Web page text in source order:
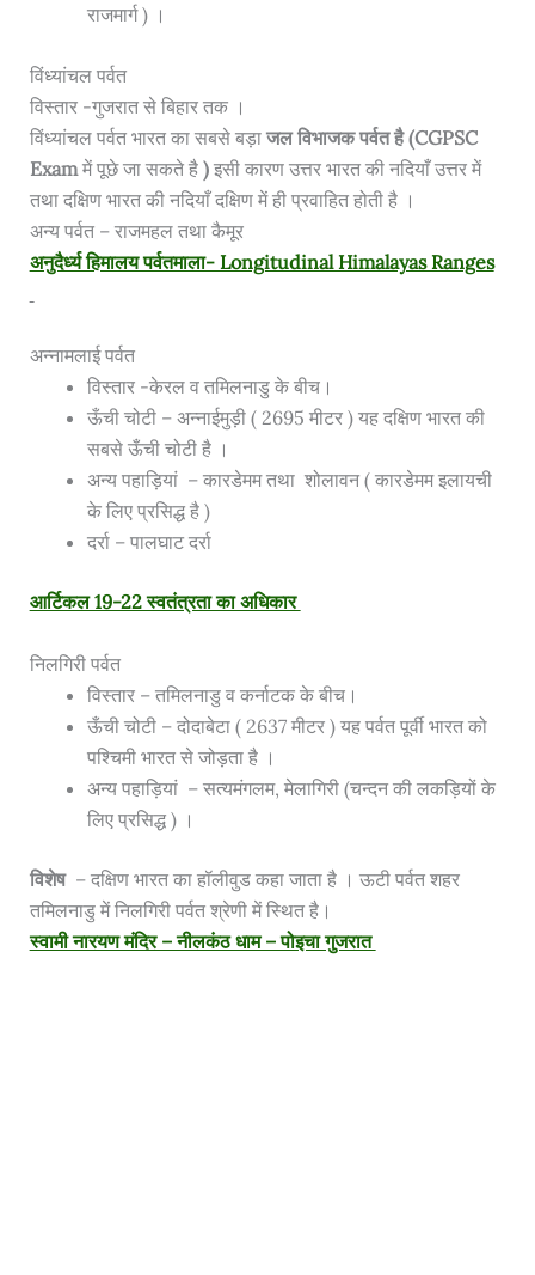
राजमार्ग ) ।
विंध्यांचल पर्वत
विस्तार -गुजरात से बिहार तक ।
विंध्यांचल पर्वत भारत का सबसे बड़ा जल विभाजक पर्वत है (CGPSC
Examमें पूछे जा सकते है) इसी कारण उत्तर भारत की नदियाँ उत्तर में
तथा दक्षिण भारत की नदियाँ दक्षिण में ही प्रवाहित होती है ।
अन्य पर्वत – राजमहल तथा कैमूर
अनुदैर्ध्य हिमालय पर्वतमाला- Longitudinal Himalayas Ranges
अन्नामलाई पर्वत
विस्तार -केरल व तमिलनाडु के बीच।
ऊँची चोटी – अन्नाईमुड़ी ( 2695 मीटर ) यह दक्षिण भारत की
सबसे ऊँची चोटी है ।
अन्य पहाड़ियां – कारडेमम तथा शोलावन ( कारडेमम इलायची
के लिए प्रसिद्ध है )
दर्रा – पालघाट दर्रा
आर्टिकल 19-22 स्वतंत्रता का अधिकार
निलगिरी पर्वत
विस्तार – तमिलनाडु व कर्नाटक के बीच।
ऊँची चोटी – दोदाबेटा ( 2637 मीटर ) यह पर्वत पूर्वी भारत को
पश्चिमी भारत से जोड़ता है ।
अन्य पहाड़ियां – सत्यमंगलम, मेलागिरी (चन्दन की लकड़ियों के
लिए प्रसिद्ध ) ।
विशेष– दक्षिण भारत का हॉलीवुड कहा जाता है । ऊटी पर्वत शहर
तमिलनाडु में निलगिरी पर्वत श्रेणी में स्थित है।
स्वामी नारयण मंदिर – नीलकंठ धाम – पोइचा गुजरात